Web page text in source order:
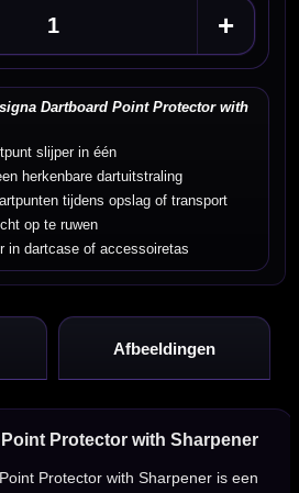
Dartboard Point Protector with
slijper in één
herkenbare dartuitstraling
tijdens opslag of transport
op te ruwen
in dartcase of accessoiretas
+
Afbeeldingen
Protector with Sharpener
Protector with Sharpener is een